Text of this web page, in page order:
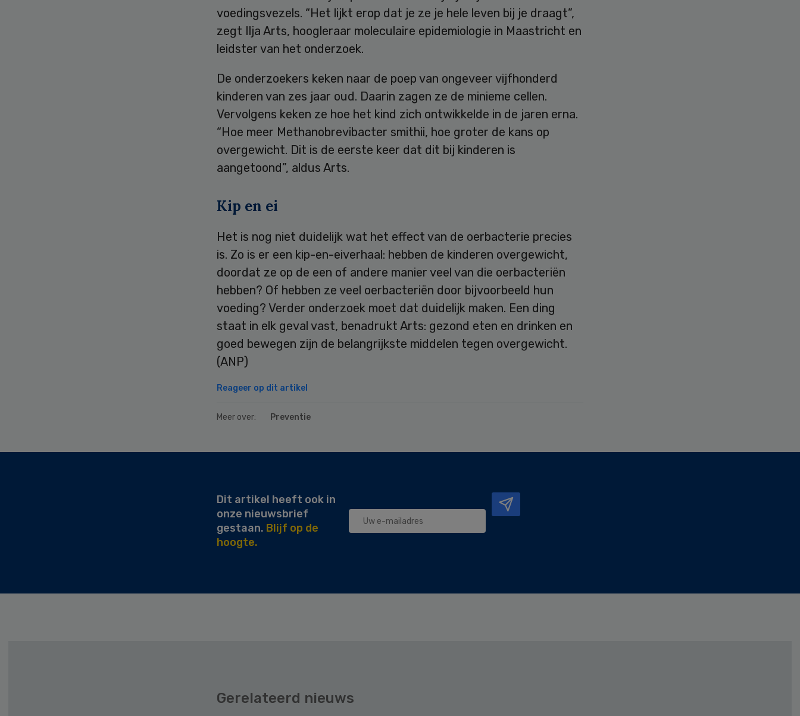
voedingsvezels. “Het lijkt erop dat je ze je hele leven bij je draagt”,
zegt Ilja Arts, hoogleraar moleculaire epidemiologie in Maastricht en
leidster van het onderzoek.
De onderzoekers keken naar de poep van ongeveer vijfhonderd
kinderen van zes jaar oud. Daarin zagen ze de minieme cellen.
Vervolgens keken ze hoe het kind zich ontwikkelde in de jaren erna.
“Hoe meer Methanobrevibacter smithii, hoe groter de kans op
overgewicht. Dit is de eerste keer dat dit bij kinderen is
aangetoond”, aldus Arts.
Kip en ei
Het is nog niet duidelijk wat het effect van de oerbacterie precies
is. Zo is er een kip-en-eiverhaal: hebben de kinderen overgewicht,
doordat ze op de een of andere manier veel van die oerbacteriën
hebben? Of hebben ze veel oerbacteriën door bijvoorbeeld hun
voeding? Verder onderzoek moet dat duidelijk maken. Een ding
staat in elk geval vast, benadrukt Arts: gezond eten en drinken en
goed bewegen zijn de belangrijkste middelen tegen overgewicht.
(ANP)
Reageer op dit artikel
Meer over: Preventie
Dit artikel heeft ook in
onze nieuwsbrief
gestaan. Blijf op de
hoogte.
Gerelateerd nieuws